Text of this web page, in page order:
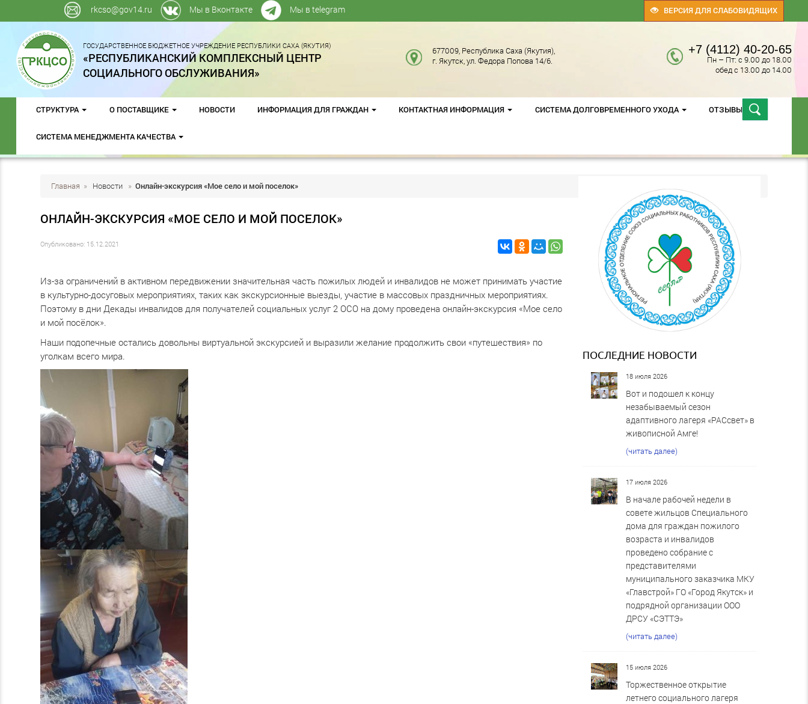
ВЕРСИЯ ДЛЯ СЛАБОВИДЯЩИХ
rkcso@gov14.ru Мы в Вконтакте Мы в telegram
ГОСУДАРСТВЕННОЕ БЮДЖЕТНОЕ УЧРЕЖДЕНИЕ РЕСПУБЛИКИ САХА (ЯКУТИЯ)
«РЕСПУБЛИКАНСКИЙ КОМПЛЕКСНЫЙ ЦЕНТР
СОЦИАЛЬНОГО ОБСЛУЖИВАНИЯ»
677009, Республика Саха (Якутия),
г. Якутск, ул. Федора Попова 14/6.
+7 (4112) 40-20-65
Пн – Пт: с 9.00 до 18.00
обед с 13.00 до 14.00
СТРУКТУРА О ПОСТАВЩИКЕ НОВОСТИ ИНФОРМАЦИЯ ДЛЯ ГРАЖДАН КОНТАКТНАЯ ИНФОРМАЦИЯ СИСТЕМА ДОЛГОВРЕМЕННОГО УХОДА ОТЗЫВЫ
СИСТЕМА МЕНЕДЖМЕНТА КАЧЕСТВА
Главная » Новости » Онлайн-экскурсия «Мое село и мой поселок»
ОНЛАЙН-ЭКСКУРСИЯ «МОЕ СЕЛО И МОЙ ПОСЕЛОК»
Опубликовано: 15.12.2021
Из-за ограничений в активном передвижении значительная часть пожилых людей и инвалидов не может принимать участие
в культурно-досуговых мероприятиях, таких как экскурсионные выезды, участие в массовых праздничных мероприятиях.
Поэтому в дни Декады инвалидов для получателей социальных услуг 2 ОСО на дому проведена онлайн-экскурсия «Мое село
и мой посёлок».
Наши подопечные остались довольны виртуальной экскурсией и выразили желание продолжить свои «путешествия» по
уголкам всего мира.
ПОСЛЕДНИЕ НОВОСТИ
18 июля 2026
Вот и подошел к концу
незабываемый сезон
адаптивного лагеря «РАСсвет» в
живописной Амге!
(читать далее)
17 июля 2026
В начале рабочей недели в
совете жильцов Специального
дома для граждан пожилого
возраста и инвалидов
проведено собрание с
представителями
муниципального заказчика МКУ
«Главстрой» ГО «Город Якутск» и
подрядной организации ООО
ДРСУ «СЭТТЭ»
(читать далее)
15 июля 2026
Торжественное открытие
летнего социального лагеря